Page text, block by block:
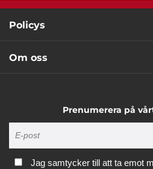
Policys
Om oss
Prenumerera på
Jag samtycker till att ta emot